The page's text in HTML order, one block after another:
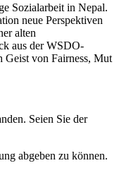
Sozialarbeit in Nepal.
neue Perspektiven
alten
aus der WSDO-
Geist von Fairness, Mut
Seien Sie der
abgeben zu können.